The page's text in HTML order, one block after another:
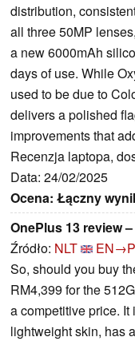
distribution,
all three 50MP
a new 6000mAh
days of use. While
used to be due to
delivers a polished
improvements that
Recenzja laptopa,
Data: 24/02/2025
Ocena: Łączny
OnePlus 13 review
Źródło: NLT
So, should you buy
RM4,399 for the
a competitive price.
lightweight skin, has